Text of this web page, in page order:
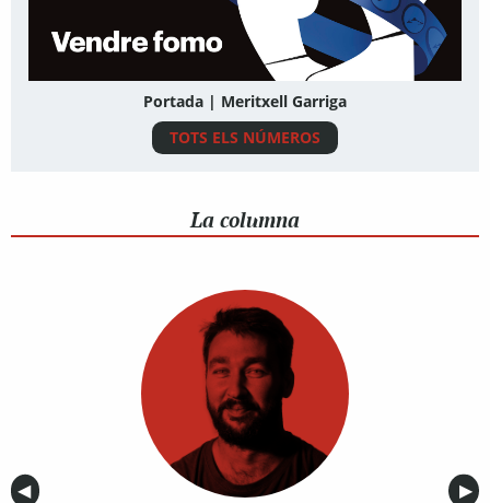
Portada | Meritxell Garriga
TOTS ELS NÚMEROS
La columna
Anterior
◀︎ ▶︎